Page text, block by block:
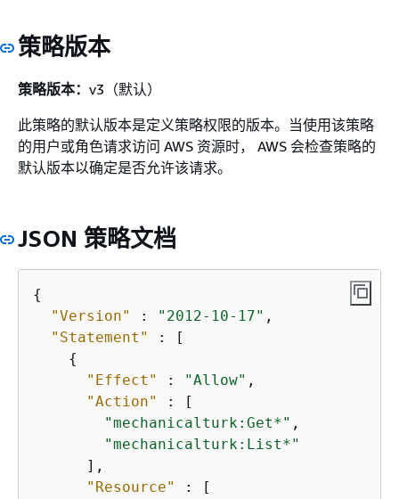
策略版本
策略版本： v3（默认）
此策略的默认版本是定义策略权限的版本。当使用该策略
的用户或角色请求访问 AWS 资源时， AWS 会检查策略的
默认版本以确定是否允许该请求。
JSON 策略文档
{
"Version"
: "2012-10-17" ,
"Statement"
: [
{
"Effect"
: "Allow" ,
"Action"
: [
"mechanicalturk:Get*" ,
"mechanicalturk:List*"
      ],
"Resource"
: [